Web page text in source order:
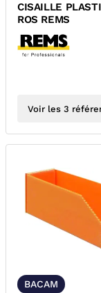
CISAILLE
ROS REMS
Voir les 3
BACAM